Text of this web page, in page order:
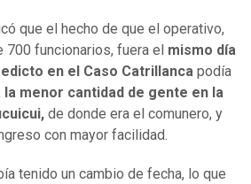
que el hecho de que el operativo,
funcionarios, fuera el mismo día
en el Caso Catrillanca podía
la menor cantidad de gente en la
de donde era el comunero, y
con mayor facilidad.
tenido un cambio de fecha, lo que